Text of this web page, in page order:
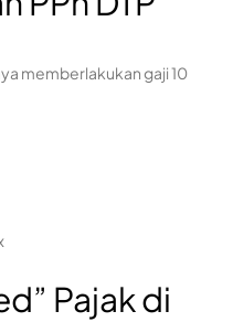
memberlakukan gaji 10
Pajak di